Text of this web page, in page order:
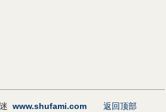
www.shufami.com
返回顶部